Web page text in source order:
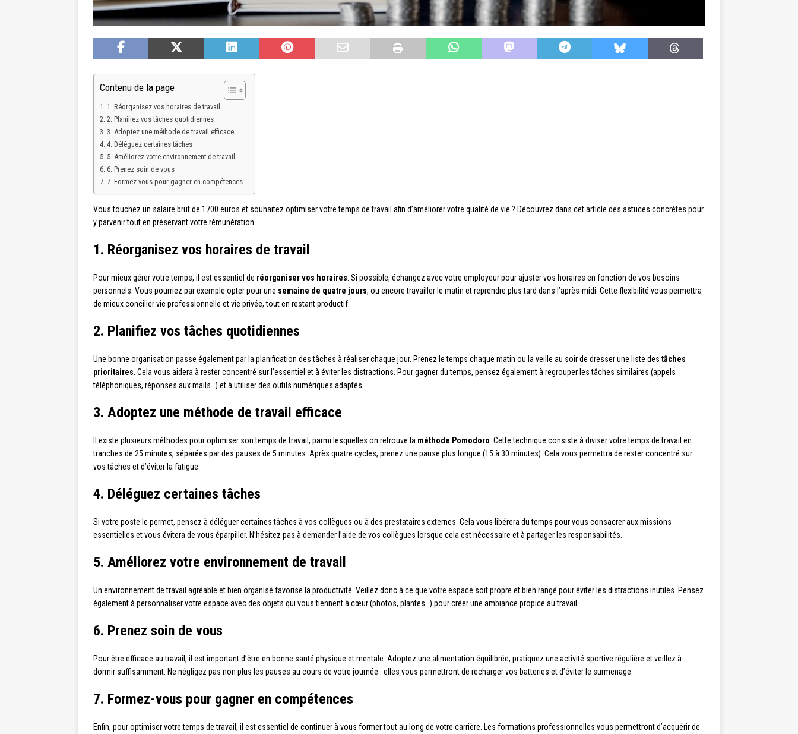
Contenu de la page
1. Réorganisez vos horaires de travail
2. Planifiez vos tâches quotidiennes
3. Adoptez une méthode de travail efficace
4. Déléguez certaines tâches
5. Améliorez votre environnement de travail
6. Prenez soin de vous
7. Formez-vous pour gagner en compétences
Vous touchez un salaire brut de 1700 euros et souhaitez optimiser votre temps de travail afin d’améliorer votre qualité de vie ? Découvrez dans cet article des astuces concrètes pour
y parvenir tout en préservant votre rémunération.
1. Réorganisez vos horaires de travail
Pour mieux gérer votre temps, il est essentiel de réorganiser vos horaires . Si possible, échangez avec votre employeur pour ajuster vos horaires en fonction de vos besoins
personnels. Vous pourriez par exemple opter pour une semaine de quatre jours, ou encore travailler le matin et reprendre plus tard dans l’après-midi. Cette flexibilité vous permettra
de mieux concilier vie professionnelle et vie privée, tout en restant productif.
2. Planifiez vos tâches quotidiennes
Une bonne organisation passe également par la planification des tâches à réaliser chaque jour. Prenez le temps chaque matin ou la veille au soir de dresser une liste des tâches
prioritaires . Cela vous aidera à rester concentré sur l’essentiel et à éviter les distractions. Pour gagner du temps, pensez également à regrouper les tâches similaires (appels
téléphoniques, réponses aux mails…) et à utiliser des outils numériques adaptés.
3. Adoptez une méthode de travail efficace
Il existe plusieurs méthodes pour optimiser son temps de travail, parmi lesquelles on retrouve la méthode Pomodoro . Cette technique consiste à diviser votre temps de travail en
tranches de 25 minutes, séparées par des pauses de 5 minutes. Après quatre cycles, prenez une pause plus longue (15 à 30 minutes). Cela vous permettra de rester concentré sur
vos tâches et d’éviter la fatigue.
4. Déléguez certaines tâches
Si votre poste le permet, pensez à déléguer certaines tâches à vos collègues ou à des prestataires externes. Cela vous libérera du temps pour vous consacrer aux missions
essentielles et vous évitera de vous éparpiller. N’hésitez pas à demander l’aide de vos collègues lorsque cela est nécessaire et à partager les responsabilités.
5. Améliorez votre environnement de travail
Un environnement de travail agréable et bien organisé favorise la productivité. Veillez donc à ce que votre espace soit propre et bien rangé pour éviter les distractions inutiles. Pensez
également à personnaliser votre espace avec des objets qui vous tiennent à cœur (photos, plantes…) pour créer une ambiance propice au travail.
6. Prenez soin de vous
Pour être efficace au travail, il est important d’être en bonne santé physique et mentale. Adoptez une alimentation équilibrée, pratiquez une activité sportive régulière et veillez à
dormir suffisamment. Ne négligez pas non plus les pauses au cours de votre journée : elles vous permettront de recharger vos batteries et d’éviter le surmenage.
7. Formez-vous pour gagner en compétences
Enfin, pour optimiser votre temps de travail, il est essentiel de continuer à vous former tout au long de votre carrière. Les formations professionnelles vous permettront d’acquérir de